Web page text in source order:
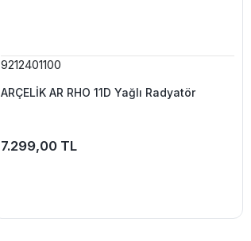
9212401100
ARÇELİK AR RHO 11D Yağlı Radyatör
7.299,00 TL